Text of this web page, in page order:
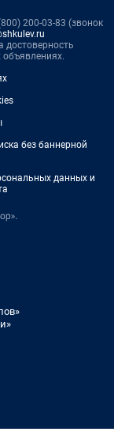
200-03-83 (звонок
достоверность
без баннерной
данных и